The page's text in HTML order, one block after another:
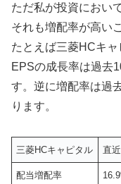
ただ私が投資におい
それも増配率が高い
たとえば三菱HCキャ
EPSの成長率は過去
す。逆に増配率は過
ります。
三菱HCキャピタル 直
配当増配率